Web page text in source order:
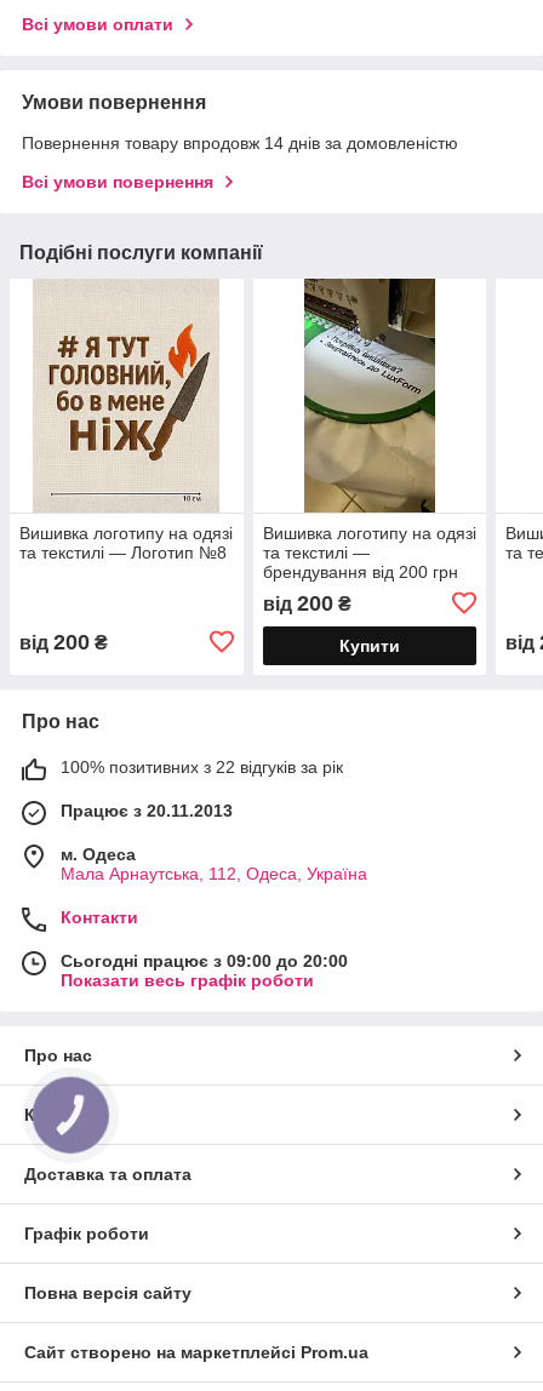
Всі умови оплати
Умови повернення
Повернення товару впродовж 14 днів за домовленістю
Всі умови повернення
Подібні послуги компанії
Вишивка логотипу на одязі
та текстилі — Логотип №8
від 200 ₴
Вишивка логотипу на одязі
та текстилі —
брендування від 200 грн
від 200₴
Купити
та
від
Про нас
100% позитивних з 22 відгуків за рік
Працює з 20.11.2013
м. Одеса
Мала Арнаутська, 112, Одеса, Україна
Контакти
Сьогодні працює з 09:00 до 20:00
Показати весь графік роботи
Про нас
Контакти
Доставка та оплата
Графік роботи
Повна версія сайту
Сайт створено на маркетплейсі Prom.ua
КНОПКА
ЗВ'ЯЗКУ